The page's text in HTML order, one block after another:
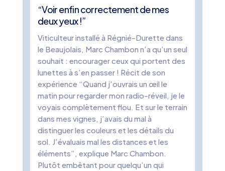
“Voir enfin correctement de mes
deux yeux !”
Viticulteur installé à Régnié-Durette dans
le Beaujolais, Marc Chambon n’a qu’un seul
souhait : encourager ceux qui portent des
lunettes à s’en passer ! Récit de son
expérience “Quand j’ouvrais un œil le
matin pour regarder mon radio-réveil, je le
voyais complètement flou. Et sur le terrain
dans mes vignes, j’avais du mal à
distinguer les couleurs et les détails du
sol. J’évaluais mal les distances et les
éléments”, explique Marc Chambon.
Plutôt embêtant pour quelqu’un qui